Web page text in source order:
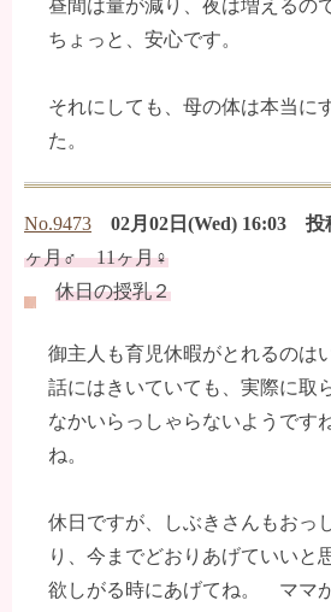
昼間は量が減り、夜は増えるの
ちょっと、安心です。
それにしても、母の体は本当に
た。
No.9473 02月02日(Wed) 16:03 投
ヶ月♂ 11ヶ月♀
休日の授乳２
御主人も育児休暇がとれるのは
話にはきいていても、実際に取
なかいらっしゃらないようです
ね。
休日ですが、しぶきさんもおっ
り、今までどおりあげていいと
欲しがる時にあげてね。 ママ